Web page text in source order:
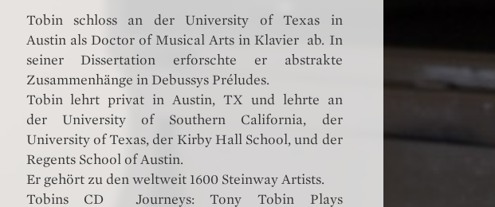
Tobin schloss an der University of Texas in
Austin als Doctor of Musical Arts in Klavier ab. In
seiner Dissertation erforschte er abstrakte
Zusammenhänge in Debussys Préludes.
Tobin lehrt privat in Austin, TX und lehrte an
der University of Southern California, der
University of Texas, der Kirby Hall School, und der
Regents School of Austin.
Er gehört zu den weltweit 1600 Steinway Artists.
Tobins CD Journeys: Tony Tobin Plays